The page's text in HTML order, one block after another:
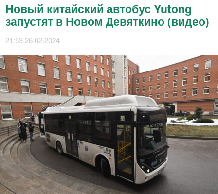
Новый китайский автобус Yutong
запустят в Новом Девяткино (видео)
21:53 26.02.2024